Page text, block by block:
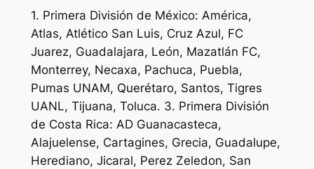
1. Primera División de México: América,
Atlas, Atlético San Luis, Cruz Azul, FC
Juarez, Guadalajara, León, Mazatlán FC,
Monterrey, Necaxa, Pachuca, Puebla,
Pumas UNAM, Querétaro, Santos, Tigres
UANL, Tijuana, Toluca. 3. Primera División
de Costa Rica: AD Guanacasteca,
Alajuelense, Cartagines, Grecia, Guadalupe,
Herediano, Jicaral, Perez Zeledon, San